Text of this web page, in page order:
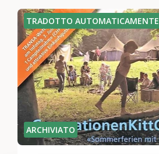
ARCHIVIATO
TRADOTTO AUTOMATICAMENTE